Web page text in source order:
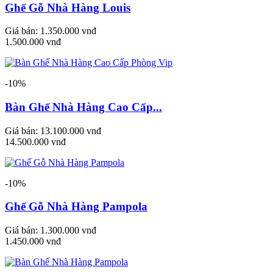
Ghế Gỗ Nhà Hàng Louis
Giá bán: 1.350.000 vnđ
1.500.000 vnđ
-10%
Bàn Ghế Nhà Hàng Cao Cấp...
Giá bán: 13.100.000 vnđ
14.500.000 vnđ
-10%
Ghế Gỗ Nhà Hàng Pampola
Giá bán: 1.300.000 vnđ
1.450.000 vnđ